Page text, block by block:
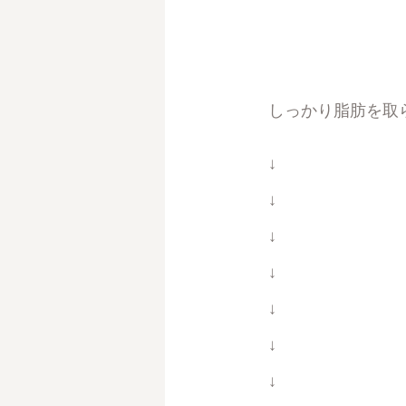
しっかり脂肪を取
↓
↓
↓
↓
↓
↓
↓